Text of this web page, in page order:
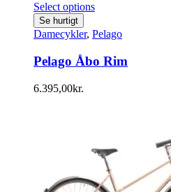
Select options
Se hurtigt
Damecykler, Pelago
Pelago Åbo Rim
6.395,00kr.